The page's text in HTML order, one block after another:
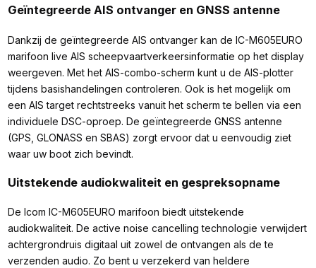
Geïntegreerde AIS ontvanger en GNSS antenne
Dankzij de geïntegreerde AIS ontvanger kan de IC-M605EURO
marifoon live AIS scheepvaartverkeersinformatie op het display
weergeven. Met het AIS-combo-scherm kunt u de AIS-plotter
tijdens basishandelingen controleren. Ook is het mogelijk om
een AIS target rechtstreeks vanuit het scherm te bellen via een
individuele DSC-oproep. De geïntegreerde GNSS antenne
(GPS, GLONASS en SBAS) zorgt ervoor dat u eenvoudig ziet
waar uw boot zich bevindt.
Uitstekende audiokwaliteit en gespreksopname
De Icom IC-M605EURO marifoon biedt uitstekende
audiokwaliteit. De active noise cancelling technologie verwijdert
achtergrondruis digitaal uit zowel de ontvangen als de te
verzenden audio. Zo bent u verzekerd van heldere